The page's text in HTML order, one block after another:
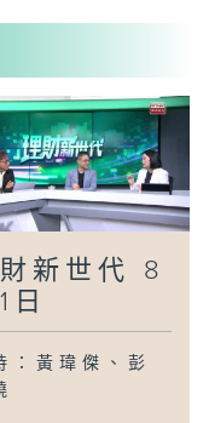
新世代 8
日
：黃瑋傑、彭